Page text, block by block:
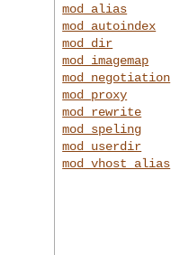
mod_alias
mod_autoindex
mod_dir
mod_imagemap
mod_negotiation
mod_proxy
mod_rewrite
mod_speling
mod_userdir
mod_vhost_alias